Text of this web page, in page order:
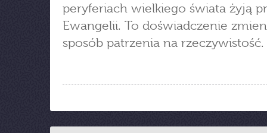
peryferiach wielkiego świata żyją
Ewangelii. To doświadczenie
sposób patrzenia na rzeczywistość.